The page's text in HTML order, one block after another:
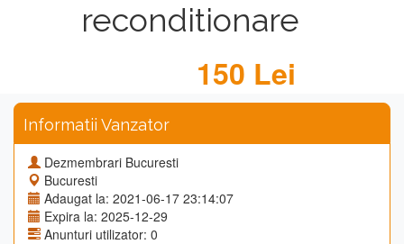
reconditionare
150 Lei
Informatii Vanzator
Dezmembrari Bucuresti
Bucuresti
Adaugat la: 2021-06-17 23:14:07
Expira la: 2025-12-29
Anunturi utilizator: 0